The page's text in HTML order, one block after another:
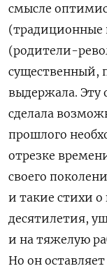
смысле
(традиционные
(родители-
существенный,
выдержала. Эту
сделала
прошлого
отрезке
своего
и такие стихи о
десятилетия,
и на тяжелую
Но он